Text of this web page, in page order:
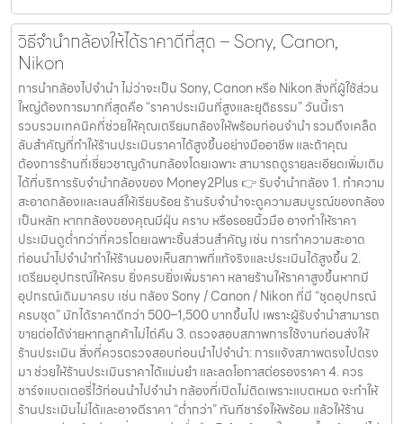
วิธีจำนำกล้องให้ได้ราคาดีที่สุด – Sony, Canon,
Nikon
การนำกล้องไปจำนำ ไม่ว่าจะเป็น Sony, Canon หรือ Nikon สิ่งที่ผู้ใช้ส่วน
ใหญ่ต้องการมากที่สุดคือ “ราคาประเมินที่สูงและยุติธรรม” วันนี้เรา
รวบรวมเทคนิคที่ช่วยให้คุณเตรียมกล้องให้พร้อมก่อนจำนำ รวมถึงเคล็ด
ลับสำคัญที่ทำให้ร้านประเมินราคาได้สูงขึ้นอย่างมืออาชีพ และถ้าคุณ
ต้องการร้านที่เชี่ยวชาญด้านกล้องโดยเฉพาะ สามารถดูรายละเอียดเพิ่มเติม
ได้ที่บริการรับจำนำกล้องของ Money2Plus 👉 รับจำนำกล้อง 1. ทำความ
สะอาดกล้องและเลนส์ให้เรียบร้อย ร้านรับจำนำจะดูความสมบูรณ์ของกล้อง
เป็นหลัก หากกล้องของคุณมีฝุ่น คราบ หรือรอยนิ้วมือ อาจทำให้ราคา
ประเมินดูต่ำกว่าที่ควรโดยเฉพาะชิ้นส่วนสำคัญ เช่น การทำความสะอาด
ก่อนนำไปจำนำทำให้ร้านมองเห็นสภาพที่แท้จริงและประเมินได้สูงขึ้น 2.
เตรียมอุปกรณ์ให้ครบ ยิ่งครบยิ่งเพิ่มราคา หลายร้านให้ราคาสูงขึ้นหากมี
อุปกรณ์เดิมมาครบ เช่น กล้อง Sony / Canon / Nikon ที่มี “ชุดอุปกรณ์
ครบชุด” มักได้ราคาดีกว่า 500–1,500 บาทขึ้นไป เพราะผู้รับจำนำสามารถ
ขายต่อได้ง่ายหากลูกค้าไม่ไถ่คืน 3. ตรวจสอบสภาพการใช้งานก่อนส่งให้
ร้านประเมิน สิ่งที่ควรตรวจสอบก่อนนำไปจำนำ: การแจ้งสภาพตรงไปตรง
มา ช่วยให้ร้านประเมินราคาได้แม่นยำ และลดโอกาสต่อรองราคา 4. ควร
ชาร์จแบตเตอรี่ไว้ก่อนนำไปจำนำ กล้องที่เปิดไม่ติดเพราะแบตหมด จะทำให้
ร้านประเมินไม่ได้และอาจตีราคา “ต่ำกว่า” ทันทีชาร์จให้พร้อม แล้วให้ร้าน